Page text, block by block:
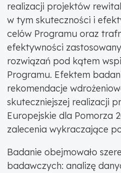
realizacji projektów
w tym skuteczności i
celów Programu oraz
efektywności
rozwiązań pod kątem
Programu. Efektem
rekomendacje
skuteczniejszej realizacji
Europejskie dla Pomorza
zalecenia wykraczające
Badanie obejmowało
badawczych: analizę